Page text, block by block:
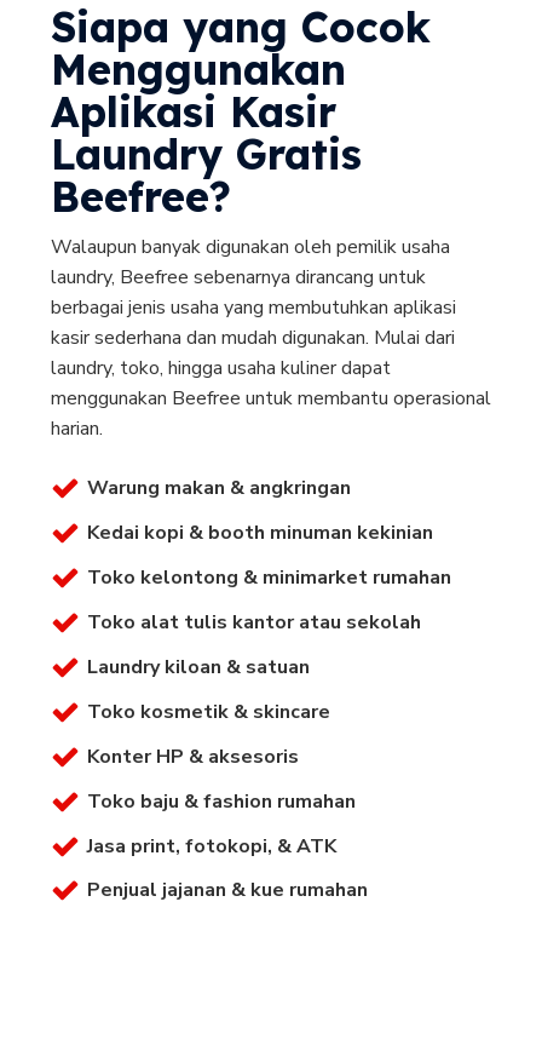
Siapa yang Cocok
Menggunakan
Aplikasi Kasir
Laundry Gratis
Beefree?
Walaupun banyak digunakan oleh pemilik usaha
laundry, Beefree sebenarnya dirancang untuk
berbagai jenis usaha yang membutuhkan aplikasi
kasir sederhana dan mudah digunakan. Mulai dari
laundry, toko, hingga usaha kuliner dapat
menggunakan Beefree untuk membantu operasional
harian.
Warung makan & angkringan
Kedai kopi & booth minuman kekinian
Toko kelontong & minimarket rumahan
Toko alat tulis kantor atau sekolah
Laundry kiloan & satuan
Toko kosmetik & skincare
Konter HP & aksesoris
Toko baju & fashion rumahan
Jasa print, fotokopi, & ATK
Penjual jajanan & kue rumahan